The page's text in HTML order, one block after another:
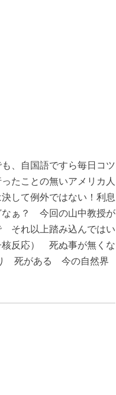
、自国語ですら毎日コツ
ことの無いアメリカ人
して例外ではない！利息
なぁ？ 今回の山中教授が
それ以上踏み込んではい
反応） 死ぬ事が無くな
死がある 今の自然界